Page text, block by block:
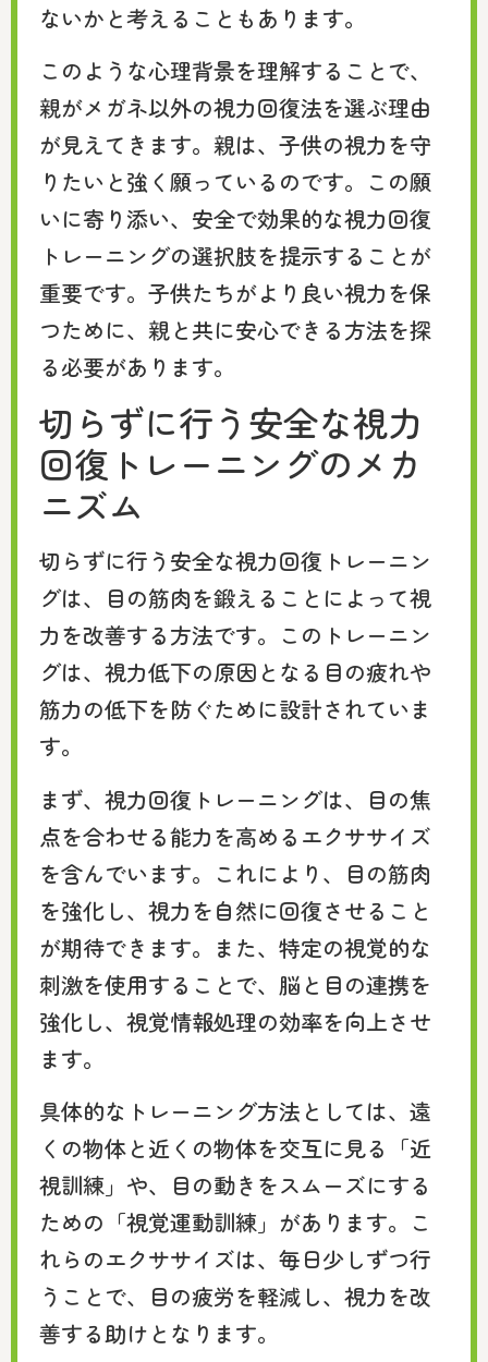
ないかと考えることもあります。
このような心理背景を理解することで、
親がメガネ以外の視力回復法を選ぶ理由
が見えてきます。親は、子供の視力を守
りたいと強く願っているのです。この願
いに寄り添い、安全で効果的な視力回復
トレーニングの選択肢を提示することが
重要です。子供たちがより良い視力を保
つために、親と共に安心できる方法を探
る必要があります。
切らずに行う安全な視力
回復トレーニングのメカ
ニズム
切らずに行う安全な視力回復トレーニン
グは、目の筋肉を鍛えることによって視
力を改善する方法です。このトレーニン
グは、視力低下の原因となる目の疲れや
筋力の低下を防ぐために設計されていま
す。
まず、視力回復トレーニングは、目の焦
点を合わせる能力を高めるエクササイズ
を含んでいます。これにより、目の筋肉
を強化し、視力を自然に回復させること
が期待できます。また、特定の視覚的な
刺激を使用することで、脳と目の連携を
強化し、視覚情報処理の効率を向上させ
ます。
具体的なトレーニング方法としては、遠
くの物体と近くの物体を交互に見る「近
視訓練」や、目の動きをスムーズにする
ための「視覚運動訓練」があります。こ
れらのエクササイズは、毎日少しずつ行
うことで、目の疲労を軽減し、視力を改
善する助けとなります。